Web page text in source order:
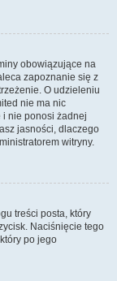
obowiązujące na
zapoznanie się z
O udzieleniu
nie ma nic
nie ponosi żadnej
jasności, dlaczego
witryny.
treści posta, który
Naciśnięcie tego
po jego